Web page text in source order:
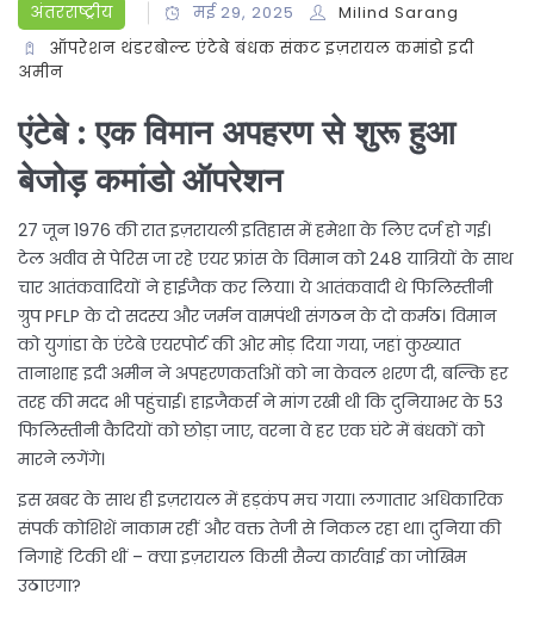
अंतरराष्ट्रीय मई 29, 2025
Milind Sarang
ऑपरेशन थंडरबोल्ट एंटेबे बंधक संकट इज़रायल कमांडो इदी
अमीन
एंटेबे : एक विमान अपहरण से शुरू हुआ
बेजोड़ कमांडो ऑपरेशन
27 जून 1976 की रात इज़रायली इतिहास में हमेशा के लिए दर्ज हो गई।
टेल अवीव से पेरिस जा रहे एयर फ्रांस के विमान को 248 यात्रियों के साथ
चार आतंकवादियों ने हाईजैक कर लिया। ये आतंकवादी थे फिलिस्तीनी
ग्रुप PFLP के दो सदस्य और जर्मन वामपंथी संगठन के दो कर्मठ। विमान
को युगांडा के एंटेबे एयरपोर्ट की ओर मोड़ दिया गया, जहां कुख्यात
तानाशाह इदी अमीन ने अपहरणकर्ताओं को ना केवल शरण दी, बल्कि हर
तरह की मदद भी पहुंचाई। हाइजैकर्स ने मांग रखी थी कि दुनियाभर के 53
फिलिस्तीनी कैदियों को छोड़ा जाए, वरना वे हर एक घंटे में बंधकों को
मारने लगेंगे।
इस खबर के साथ ही इज़रायल में हड़कंप मच गया। लगातार अधिकारिक
संपर्क कोशिशें नाकाम रहीं और वक्त तेजी से निकल रहा था। दुनिया की
निगाहें टिकी थीं – क्या इज़रायल किसी सैन्य कार्रवाई का जोखिम
उठाएगा?